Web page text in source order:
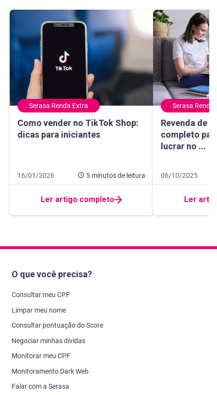
Serasa Renda Extra
Como vender no TikTok Shop:
dicas para iniciantes
Como vender no TikTok Shop: dicas para iniciantes
Data de publicação 16 de janeiro de 2026
16/01/2026 5 minutosde leitura
5 minutos de leitura
Ler artigo completo
Serasa Renda
Revenda de
completo
lucrar no ...
Revenda de
Data de
06/10/2025
12 minutos de
Ler
O que você precisa?
Consultar meu CPF
Limpar meu nome
Consultar pontuação do Score
Negociar minhas dívidas
Monitorar meu CPF
Monitoramento Dark Web
Falar com a Serasa